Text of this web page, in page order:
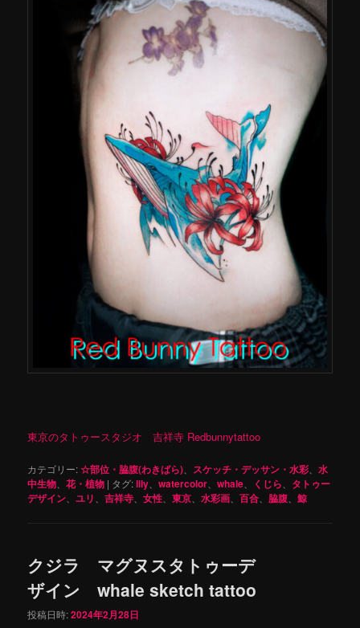
東京のタトゥースタジオ 吉祥寺 Redbunnytattoo
カテゴリー:☆部位・脇腹(わきばら)、 スケッチ・デッサン・水彩、水
中生物、花・植物 | タグ:lily、watercolor、whale、 くじら、 タトゥー
デザイン、ユリ、吉祥寺、女性、東京、水彩画、百合、脇腹、鯨
クジラ マグヌスタトゥーデ
ザイン whale sketch tattoo
投稿日時:2024年2月28日